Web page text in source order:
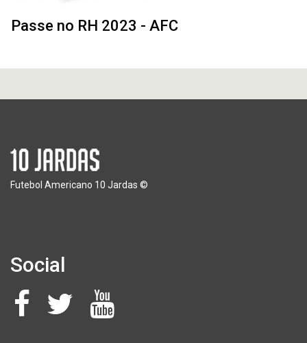
Passe no RH 2023 - AFC
Futebol Americano 10 Jardas ©
Social